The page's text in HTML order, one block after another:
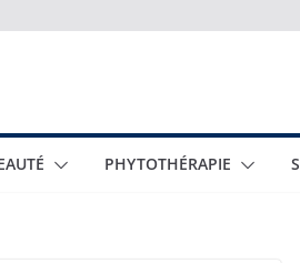
PHYTOTHÉRAPIE